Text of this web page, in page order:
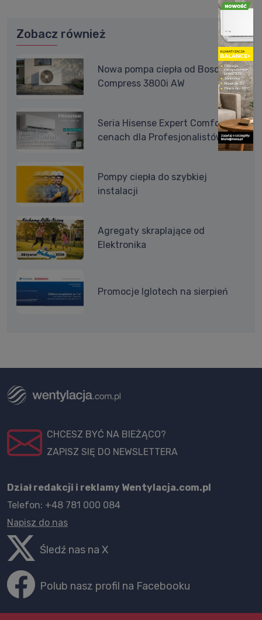
Zobacz również
Nowa pompa ciepła od Bosch -
Compress 3800i AW
Seria Hisense Expert Comfort w
cenach dla Profesjonalistów
Pompy ciepła do szybkiej
instalacji
Agregaty skraplające od
Elektronika
Promocje Iglotech na sierpień
CHCESZ BYĆ NA BIEŻĄCO?
ZAPISZ SIĘ DO NEWSLETTERA
Dział redakcji i reklamy Wentylacja.com.pl
Telefon: +48 781 000 084
Napisz do nas
Śledź nas na X
Polub nasz profil na Facebooku